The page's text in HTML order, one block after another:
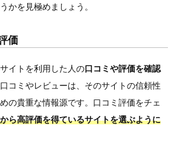
かを見極めましょう。
価
イトを利用した人の口コミや評価を確認
コミやレビューは、そのサイトの信頼性
の貴重な情報源です。口コミ評価をチェ
ら高評価を得ているサイトを選ぶように